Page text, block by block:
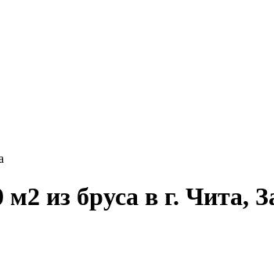
из бруса в г. Чита,